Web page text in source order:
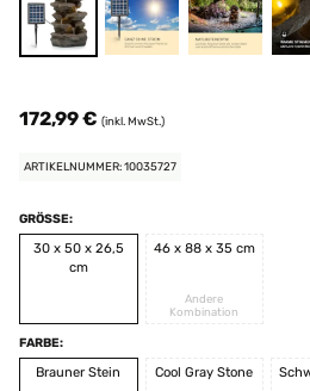
172,99 € (inkl. MwSt.)
ARTIKELNUMMER: 10035727
GRÖSSE:
30 x 50 x 26,5
cm
46 x 88 x 35 cm
Andere
Kombination
FARBE:
Brauner Stein
Cool Gray Stone